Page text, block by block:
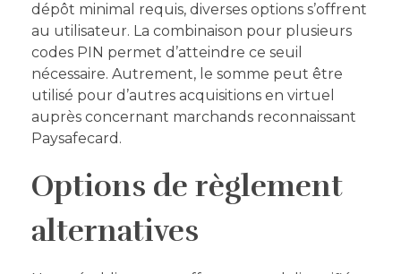
dépôt minimal requis, diverses options s’offrent
au utilisateur. La combinaison pour plusieurs
codes PIN permet d’atteindre ce seuil
nécessaire. Autrement, le somme peut être
utilisé pour d’autres acquisitions en virtuel
auprès concernant marchands reconnaissant
Paysafecard.
Options de règlement
alternatives